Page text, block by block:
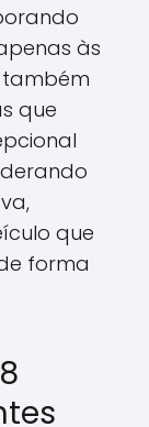
às
que
que
forma